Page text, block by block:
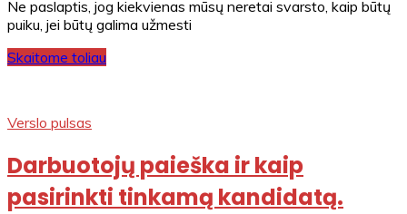
Ne paslaptis, jog kiekvienas mūsų neretai svarsto, kaip būtų
puiku, jei būtų galima užmesti
Skaitome toliau
Verslo pulsas
Darbuotojų paieška ir kaip
pasirinkti tinkamą kandidatą.